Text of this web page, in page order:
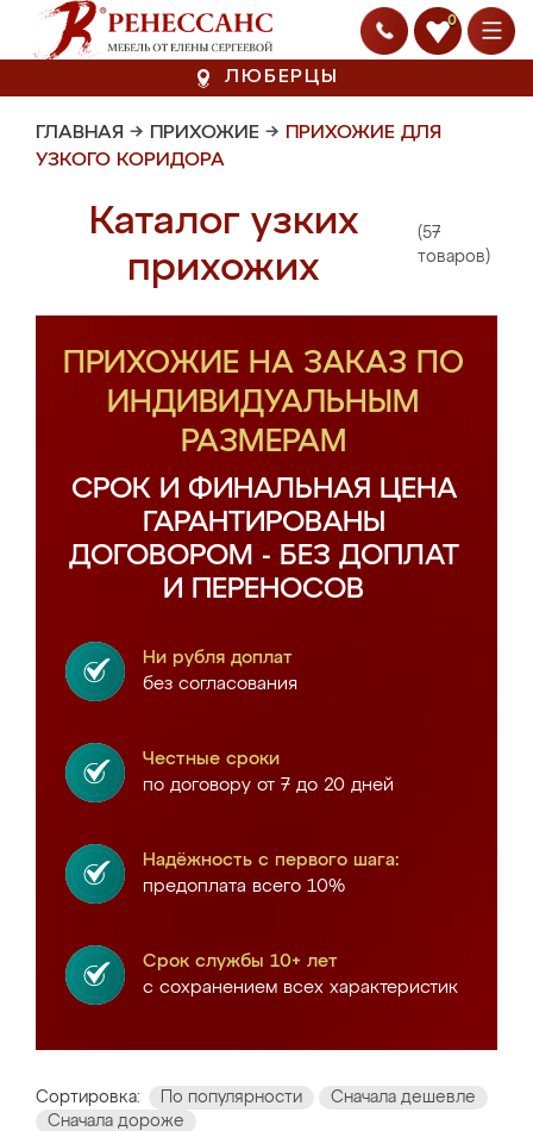
0
ЛЮБЕРЦЫ
ГЛАВНАЯ → ПРИХОЖИЕ → ПРИХОЖИЕ ДЛЯ
УЗКОГО КОРИДОРА
Каталог узких
прихожих
(57
товаров)
ПРИХОЖИЕ НА ЗАКАЗ ПО
ИНДИВИДУАЛЬНЫМ
РАЗМЕРАМ
СРОК И ФИНАЛЬНАЯ ЦЕНА
ГАРАНТИРОВАНЫ
ДОГОВОРОМ - БЕЗ ДОПЛАТ
И ПЕРЕНОСОВ
Ни рубля доплат
без согласования
Честные сроки
по договору от 7 до 20 дней
Надёжность с первого шага:
предоплата всего 10%
Срок службы 10+ лет
с сохранением всех характеристик
Сортировка: По популярности
Сначала дешевле
Сначала дороже